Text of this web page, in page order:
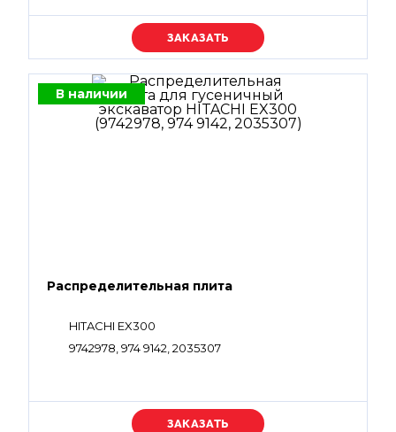
Уточняйте цену
В наличии
Распределительная плита
HITACHI EX300
9742978, 974 9142, 2035307
Уточняйте цену